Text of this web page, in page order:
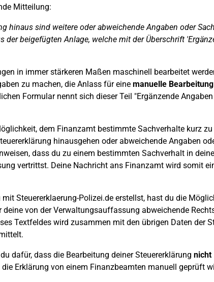
Mitteilung:
hinaus sind weitere oder abweichende Angaben oder
der beigefügten Anlage, welche mit der Überschrift
in immer stärkeren Maßen maschinell bearbeitet
zu machen, die Anlass für eine manuelle
Formular nennt sich dieser Teil "Ergänzende
dem Finanzamt bestimmte Sachverhalte kurz zu
hinausgehen oder abweichende Angaben
dass du zu einem bestimmten Sachverhalt in
vertrittst. Deine Nachricht ans Finanzamt wird somit
Steuererklaerung-Polizei.de erstellst, hast du die
deine von der Verwaltungsauffassung abweichende
Textfeldes wird zusammen mit den übrigen Daten der
dafür, dass die Bearbeitung deiner Steuererklärung nicht
Erklärung von einem Finanzbeamten manuell geprüft